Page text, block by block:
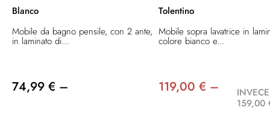
Blanco
Mobile da bagno pensile, con 2 ante,
in laminato di...
74,99 € –
Tolentino
Mobile sopra lavatrice in
colore bianco e...
119,00 € –
159,00